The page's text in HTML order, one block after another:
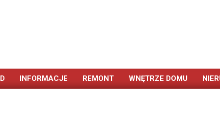
Primary
INFORMACJE REMONT WNĘTRZE DOMU